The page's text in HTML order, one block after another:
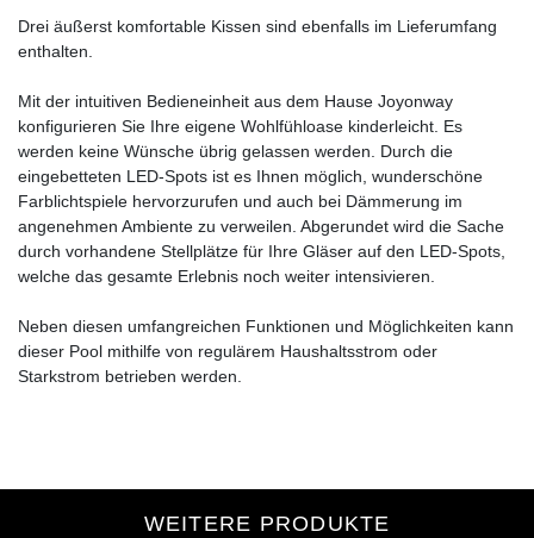
Drei äußerst komfortable Kissen sind ebenfalls im Lieferumfang
enthalten.
Mit der intuitiven Bedieneinheit aus dem Hause Joyonway
konfigurieren Sie Ihre eigene Wohlfühloase kinderleicht. Es
werden keine Wünsche übrig gelassen werden. Durch die
eingebetteten LED-Spots ist es Ihnen möglich, wunderschöne
Farblichtspiele hervorzurufen und auch bei Dämmerung im
angenehmen Ambiente zu verweilen. Abgerundet wird die Sache
durch vorhandene Stellplätze für Ihre Gläser auf den LED-Spots,
welche das gesamte Erlebnis noch weiter intensivieren.
Neben diesen umfangreichen Funktionen und Möglichkeiten kann
dieser Pool mithilfe von regulärem Haushaltsstrom oder
Starkstrom betrieben werden.
WEITERE PRODUKTE